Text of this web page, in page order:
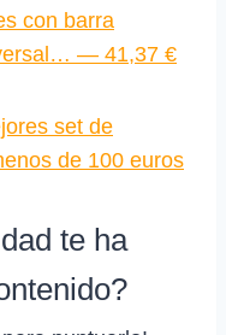
con barra
— 41,37 €
set de
de 100 euros
te ha